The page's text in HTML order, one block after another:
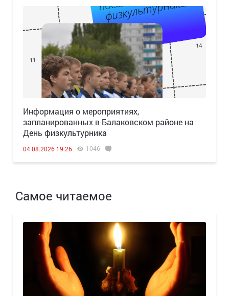
Информация о мероприятиях,
запланированных в Балаковском районе на
День физкультурника
04.08.2026 19:26 1046
Самое читаемое